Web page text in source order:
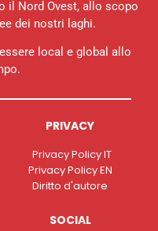
il Nord Ovest, allo scopo
dei nostri laghi.
local e global allo
PRIVACY
Privacy Policy IT
Privacy Policy EN
Diritto d'autore
SOCIAL